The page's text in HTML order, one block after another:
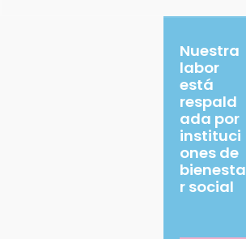
Nuestra
labor
está
respald
ada por
instituci
ones de
bienesta
r social